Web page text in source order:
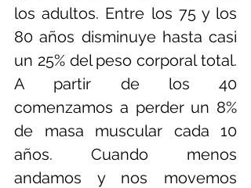
los adultos. Entre los 75 y los
80 años disminuye hasta casi
un 25% del peso corporal total.
A partir de los 40
comenzamos a perder un 8%
de masa muscular cada 10
años. Cuando menos
andamos y nos movemos